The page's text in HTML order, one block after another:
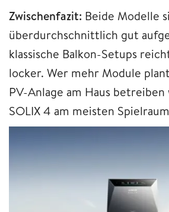
Zwischenfazit: Beide Modelle
überdurchschnittlich gut
klassische Balkon-Setups
locker. Wer mehr Module
PV-Anlage am Haus
SOLIX 4 am meisten